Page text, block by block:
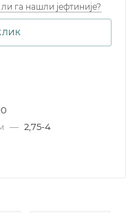
ли га нашли јефтиније?
— 2,75-4